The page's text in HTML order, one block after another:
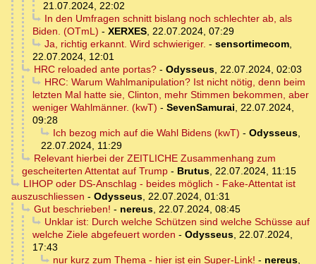
21.07.2024, 22:02
In den Umfragen schnitt bislang noch schlechter ab, als
Biden. (OTmL) - XERXES, 22.07.2024, 07:29
Ja, richtig erkannt. Wird schwieriger. - sensortimecom,
22.07.2024, 12:01
HRC reloaded ante portas?- Odysseus, 22.07.2024, 02:03
HRC: Warum Wahlmanipulation? Ist nicht nötig, denn beim
letzten Mal hatte sie, Clinton, mehr Stimmen bekommen, aber
weniger Wahlmänner. (kwT) - SevenSamurai, 22.07.2024,
09:28
Ich bezog mich auf die Wahl Bidens (kwT) - Odysseus,
22.07.2024, 11:29
Relevant hierbei der ZEITLICHE Zusammenhang zum
gescheiterten Attentat auf Trump - Brutus, 22.07.2024, 11:15
LIHOP oder DS-Anschlag - beides möglich - Fake-Attentat ist
auszuschliessen - Odysseus, 22.07.2024, 01:31
Gut beschrieben! - nereus, 22.07.2024, 08:45
Unklar ist: Durch welche Schützen sind welche Schüsse auf
welche Ziele abgefeuert worden - Odysseus, 22.07.2024,
17:43
nur kurz zum Thema - hier ist ein Super-Link! - nereus,